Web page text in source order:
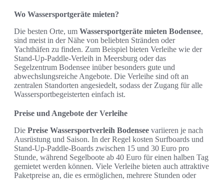
Wo Wassersportgeräte mieten?
Die besten Orte, um Wassersportgeräte mieten Bodensee,
sind meist in der Nähe von beliebten Stränden oder
Yachthäfen zu finden. Zum Beispiel bieten Verleihe wie der
Stand-Up-Paddle-Verleih in Meersburg oder das
Segelzentrum Bodensee inüber besonders gute und
abwechslungsreiche Angebote. Die Verleihe sind oft an
zentralen Standorten angesiedelt, sodass der Zugang für alle
Wassersportbegeisterten einfach ist.
Preise und Angebote der Verleihe
Die Preise Wassersportverleih Bodensee variieren je nach
Ausrüstung und Saison. In der Regel kosten Surfboards und
Stand-Up-Paddle-Boards zwischen 15 und 30 Euro pro
Stunde, während Segelboote ab 40 Euro für einen halben Tag
gemietet werden können. Viele Verleihe bieten auch attraktive
Paketpreise an, die es ermöglichen, mehrere Stunden oder